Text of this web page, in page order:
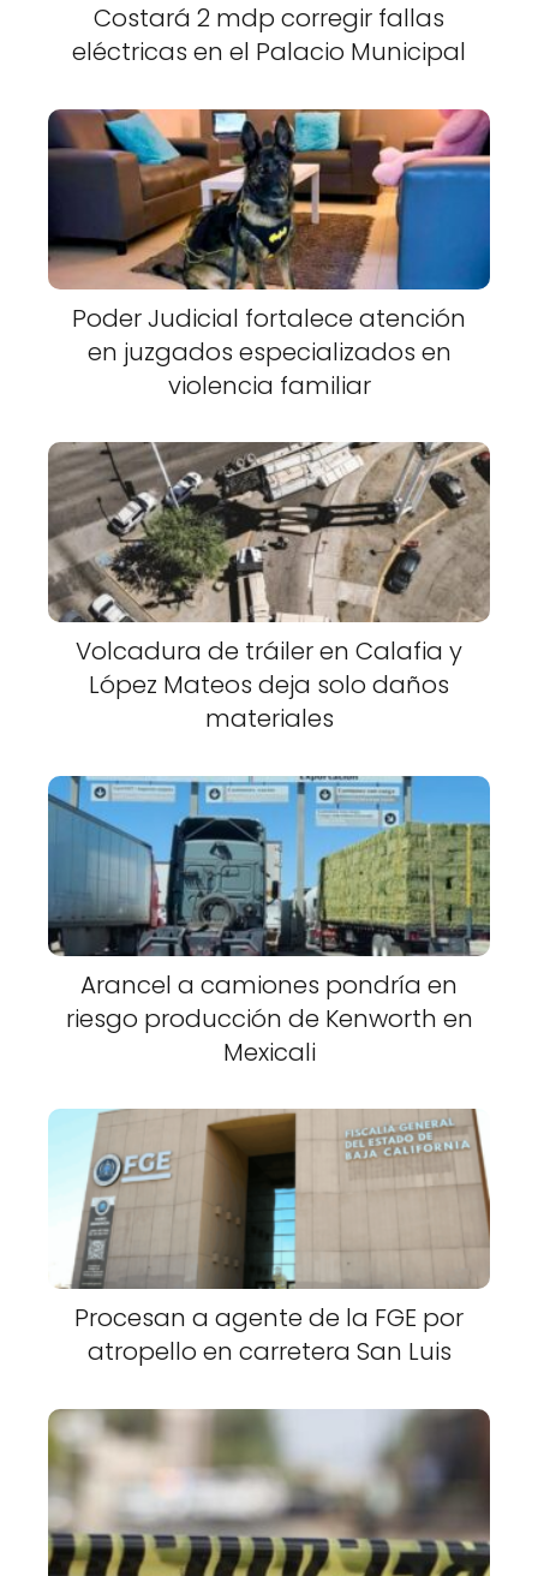
Costará 2 mdp corregir fallas
eléctricas en el Palacio Municipal
Poder Judicial fortalece atención
en juzgados especializados en
violencia familiar
Volcadura de tráiler en Calafia y
López Mateos deja solo daños
materiales
Arancel a camiones pondría en
riesgo producción de Kenworth en
Mexicali
Procesan a agente de la FGE por
atropello en carretera San Luis